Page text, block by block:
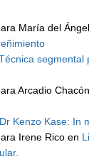
María del Ángel
segmental
Arcadio Chacón
Dr Kenzo Kase: In
Irene Rico en